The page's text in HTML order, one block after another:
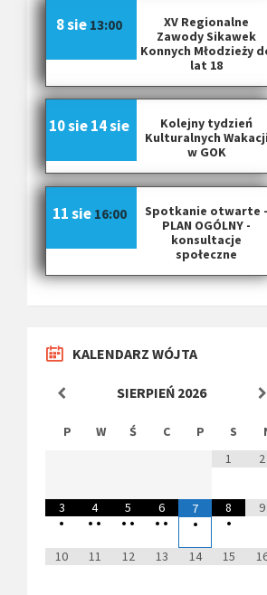
XV Regionalne
Zawody Sikawek
Konnych Młodzieży
lat 18
8 sie 13:00
Kolejny tydzień
Kulturalnych Wakacji
w GOK
10 sie14 sie
Spotkanie otwarte -
PLAN OGÓLNY -
konsultacje
społeczne
11 sie 16:00
KALENDARZ WÓJTA
SIERPIEŃ 2026
P W Ś C P S
1
2
3
•
4
• •
5
• •
6
• •
7
•
8
•
9
10 11 12 13 14 15